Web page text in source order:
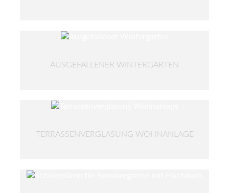
AUSGEFALLENER WINTERGARTEN
TERRASSENVERGLASUNG WOHNANLAGE